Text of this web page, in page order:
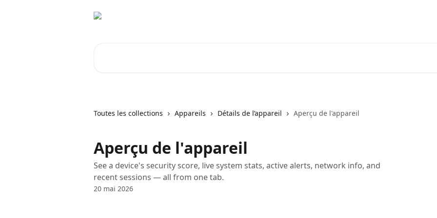
Toutes les collections Appareils Détails de l’appareil Aperçu de l'appareil
Aperçu de l'appareil
See a device's security score, live system stats, active alerts, network info, and
recent sessions — all from one tab.
20 mai 2026